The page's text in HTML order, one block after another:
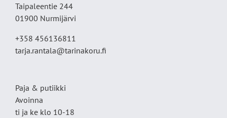
Taipaleentie 244
01900 Nurmijärvi
+358 456136811
tarja.rantala@tarinakoru.fi
Paja & putiikki
Avoinna
ti ja ke klo 10-18